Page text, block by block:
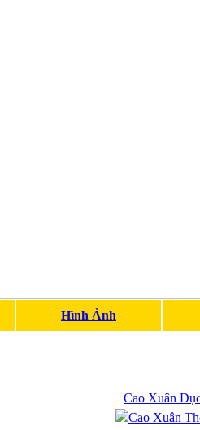
Hình Ảnh
Cao Xuân
Cao Xuân